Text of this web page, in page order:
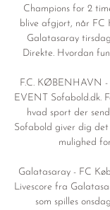
Champions for 2
blive afgjort, når FC
Galatasaray
Direkte. Hvordan
F.C. KØBENHAVN -
EVENT Sofabold.dk.
hvad sport der
Sofabold giver dig
mulighed
Galatasaray - FC
Livescore fra
som spilles